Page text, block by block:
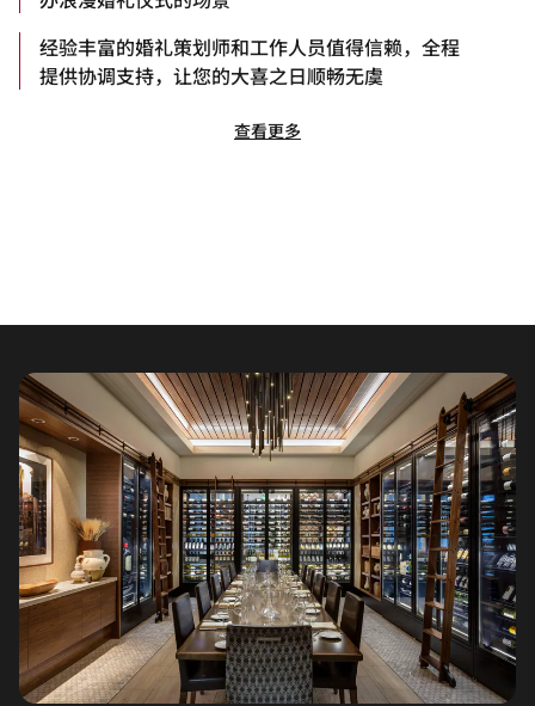
经验丰富的婚礼策划师和工作人员值得信赖，全程
提供协调支持，让您的大喜之日顺畅无虞
查看更多